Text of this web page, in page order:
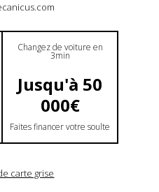
Changez de voiture en
3min
Jusqu'à 50
000€
Faites financer votre soulte
carte grise